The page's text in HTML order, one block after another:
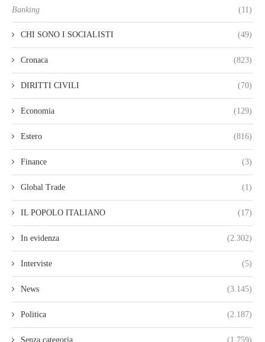
Banking (11)
CHI SONO I SOCIALISTI (49)
Cronaca (823)
DIRITTI CIVILI (70)
Economia (129)
Estero (816)
Finance (3)
Global Trade (1)
IL POPOLO ITALIANO (17)
In evidenza (2.302)
Interviste (5)
News (3.145)
Politica (2.187)
Senza categoria (1.759)